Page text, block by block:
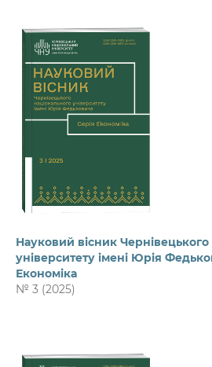
Науковий вісник Чернівецького
університету імені Юрія
Економіка
№ 3 (2025)